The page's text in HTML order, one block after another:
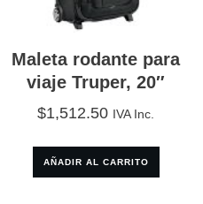
Maleta rodante para
viaje Truper, 20″
$1,512.50 IVA Inc.
AÑADIR AL CARRITO